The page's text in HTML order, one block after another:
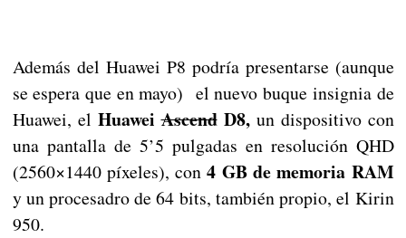
Además del Huawei P8 podría presentarse (aunque
se espera que en mayo) el nuevo buque insignia de
Huawei, el HuaweiAscendD8,un dispositivo con
una pantalla de 5’5 pulgadas en resolución QHD
(2560×1440 píxeles), con4 GB de memoria RAM
y un procesadro de 64 bits, también propio, el Kirin
950.